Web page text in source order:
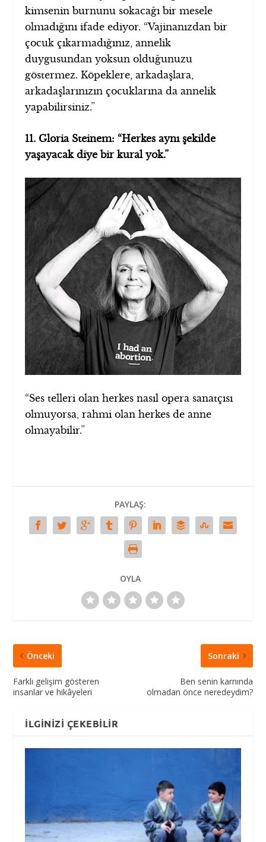
kimsenin burnunu sokacağı bir mesele
olmadığını ifade ediyor. “Vajinanızdan bir
çocuk çıkarmadığınız, annelik
duygusundan yoksun olduğunuzu
göstermez. Köpeklere, arkadaşlara,
arkadaşlarınızın çocuklarına da annelik
yapabilirsiniz.”
11. Gloria Steinem: “Herkes aynı şekilde
yaşayacak diye bir kural yok.”
“Ses telleri olan herkes nasıl opera sanatçısı
olmuyorsa, rahmi olan herkes de anne
olmayabilir.”
PAYLAŞ:
OYLA
Önceki
Farklı gelişim gösteren
insanlar ve hikâyeleri
Sonraki
Ben senin karnında
olmadan önce neredeydim?
İLGINIZI ÇEKEBILIR